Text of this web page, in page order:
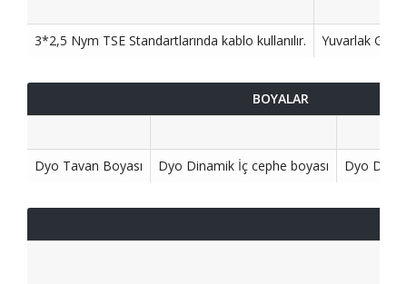
3*2,5 Nym TSE Standartlarında kablo kullanılır. Yuvarlak Glop
BOYALAR
Dyo Tavan Boyası Dyo Dinamik İç cephe boyası Dyo